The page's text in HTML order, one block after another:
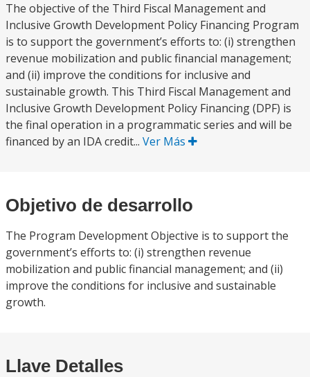
The objective of the Third Fiscal Management and
Inclusive Growth Development Policy Financing Program
is to support the government’s efforts to: (i) strengthen
revenue mobilization and public financial management;
and (ii) improve the conditions for inclusive and
sustainable growth. This Third Fiscal Management and
Inclusive Growth Development Policy Financing (DPF) is
the final operation in a programmatic series and will be
financed by an IDA credit... Ver Más
Objetivo de desarrollo
The Program Development Objective is to support the
government’s efforts to: (i) strengthen revenue
mobilization and public financial management; and (ii)
improve the conditions for inclusive and sustainable
growth.
Llave Detalles